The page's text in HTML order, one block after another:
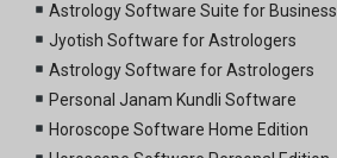
Astrology Software Suite for Business
Jyotish Software for Astrologers
Astrology Software for Astrologers
Personal Janam Kundli Software
Horoscope Software Home Edition